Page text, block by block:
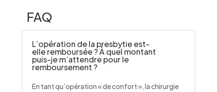
FAQ
L’opération de la presbytie est-
elle remboursée ? À quel montant
puis-je m’attendre pour le
remboursement ?
En tant qu’opération « de confort », la chirurgie